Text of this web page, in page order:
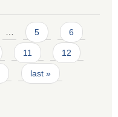
… 5 6
11 12
last »